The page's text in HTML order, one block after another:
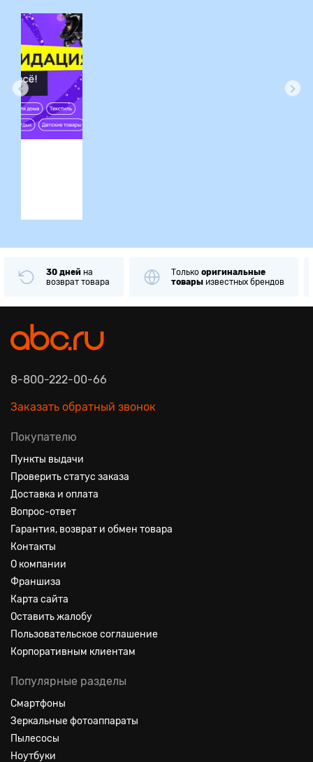
30 дней на
возврат товара
Только оригинальные
товары известных брендов
8-800-222-00-66
Заказать обратный звонок
Покупателю
Пункты выдачи
Проверить статус заказа
Доставка и оплата
Вопрос-ответ
Гарантия, возврат и обмен товара
Контакты
О компании
Франшиза
Карта сайта
Оставить жалобу
Пользовательское соглашение
Корпоративным клиентам
Популярные разделы
Смартфоны
Зеркальные фотоаппараты
Пылесосы
Ноутбуки